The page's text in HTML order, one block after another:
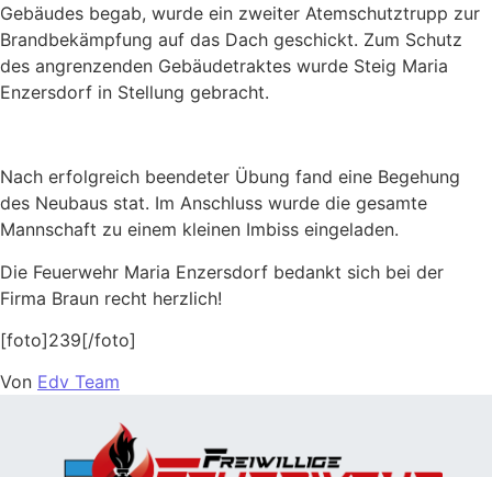
Gebäudes begab, wurde ein zweiter Atemschutztrupp zur
Brandbekämpfung auf das Dach geschickt. Zum Schutz
des angrenzenden Gebäudetraktes wurde Steig Maria
Enzersdorf in Stellung gebracht.
Nach erfolgreich beendeter Übung fand eine Begehung
des Neubaus stat. Im Anschluss wurde die gesamte
Mannschaft zu einem kleinen Imbiss eingeladen.
Die Feuerwehr Maria Enzersdorf bedankt sich bei der
Firma Braun recht herzlich!
[foto]239[/foto]
Von Edv Team